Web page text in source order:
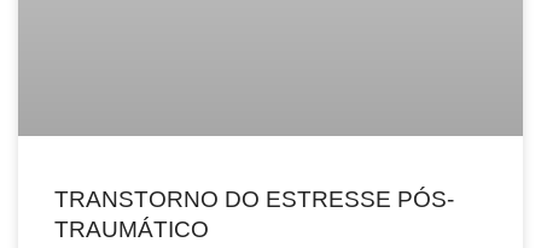
TRANSTORNO DO ESTRESSE PÓS-
TRAUMÁTICO